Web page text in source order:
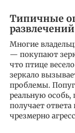
Типичные
развлечений
Многие
— покупают
что птице
зеркало
проблемы.
реальную особь,
получает ответа
чрезмерно